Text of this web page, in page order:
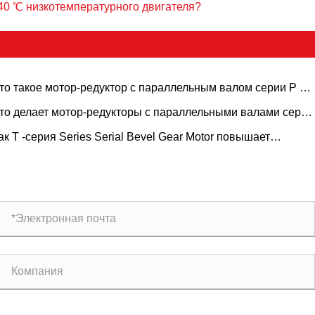
низкотемпературного двигателя?
такое мотор-редуктор с параллельным валом серии P и
делает мотор-редукторы с параллельными валами серии
для промышленного применения?
T -серия Series Serial Bevel Gear Motor повышает